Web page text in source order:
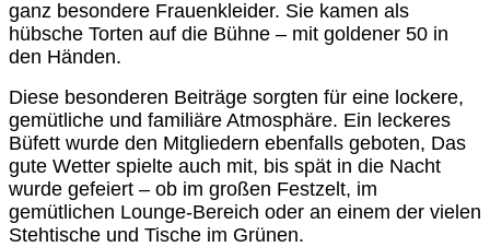
ganz besondere Frauenkleider. Sie kamen als
hübsche Torten auf die Bühne – mit goldener 50 in
den Händen.
Diese besonderen Beiträge sorgten für eine lockere,
gemütliche und familiäre Atmosphäre. Ein leckeres
Büfett wurde den Mitgliedern ebenfalls geboten, Das
gute Wetter spielte auch mit, bis spät in die Nacht
wurde gefeiert – ob im großen Festzelt, im
gemütlichen Lounge-Bereich oder an einem der vielen
Stehtische und Tische im Grünen.